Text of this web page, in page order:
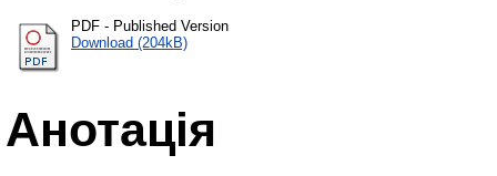
PDF - Published Version
Download (204kB)
Анотація